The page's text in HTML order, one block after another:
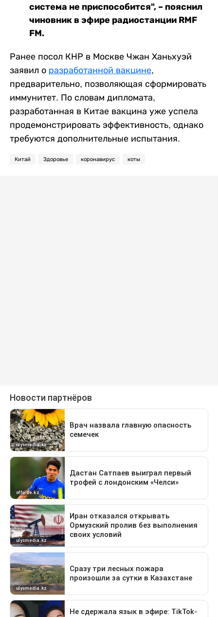
система не приспособится", – пояснил
чиновник в эфире радиостанции RMF
FM.
Ранее посол КНР в Москве Чжан Ханьхуэй
заявил о разработанной вакцине,
предварительно, позволяющая сформировать
иммунитет. По словам дипломата,
разработанная в Китае вакцина уже успела
продемонстрировать эффективность, однако
требуются дополнительные испытания.
Китай Здоровье коронавирус коты